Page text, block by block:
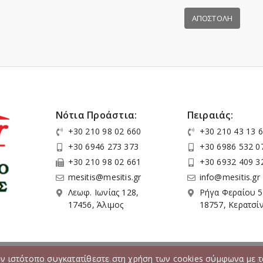
ιστότοπο συγκατατίθεστε στη χρήση των cookies σύμφωνα με
ΑΠΟΣΤΟΛΗ
Νότια Προάστια:
+30 210 98 02 660
+30 6946 273 373
+30 210 98 02 661
mesitis@mesitis.gr
Λεωφ. Ιωνίας 128,
17456, Άλιμος
Πειραιάς:
+30 210 43 13
+30 6986 532
+30 6932 409
info@mesitis.gr
Ρήγα Φεραίου
18757,